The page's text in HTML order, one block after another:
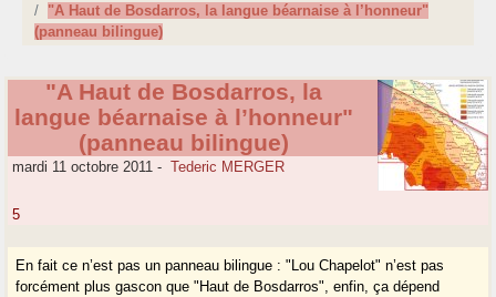
"A Haut de Bosdarros, la langue béarnaise à l’honneur"
(panneau bilingue)
"A Haut de Bosdarros, la
langue béarnaise à l’honneur"
(panneau bilingue)
mardi 11 octobre 2011 - Tederic MERGER
5
En fait ce n’est pas un panneau bilingue : "Lou Chapelot" n’est pas
forcément plus gascon que "Haut de Bosdarros", enfin, ça dépend